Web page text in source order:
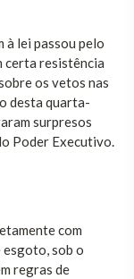
à lei passou pelo
certa resistência
os vetos nas
desta quarta-
surpresos
Poder Executivo.
com
esgoto, sob o
regras de